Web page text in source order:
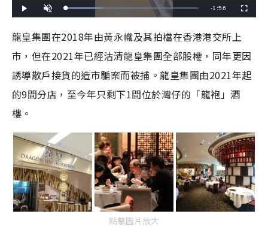
l
n
t
e
L
o
e
d
2
7
9
3
%
R
m
a
i
n
n
g
T
i
m
-1:56
u
c
e
e
龍皇集團在2018年由黃永幟及其拍檔在香港港交所上
市，但在2021年已經沽清龍皇集團全部股權，同年更因
誘導散戶接貨的造市騙案而被捕。龍皇集團由2021年起
的9間分店，至今年只剩下1間位於灣仔的「龍袍」酒
樓。
點擊圖片放大